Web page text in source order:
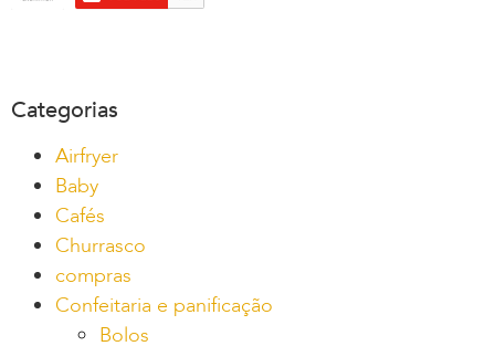
Categorias
Airfryer
Baby
Cafés
Churrasco
compras
Confeitaria e panificação
Bolos